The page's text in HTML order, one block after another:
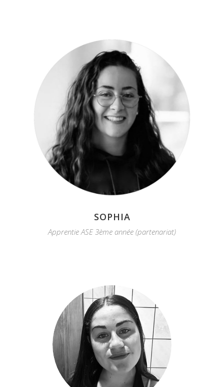
SOPHIA
Apprentie ASE 3ème année (partenariat)